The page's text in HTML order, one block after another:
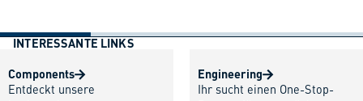
INTERESSANTE LINKS
Components
Entdeckt unsere
Engineering
Ihr sucht einen One-Stop-